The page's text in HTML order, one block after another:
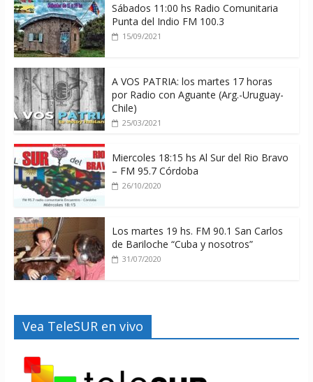
Sábados 11:00 hs Radio Comunitaria
Punta del Indio FM 100.3
15/09/2021
A VOS PATRIA: los martes 17 horas
por Radio con Aguante (Arg.-Uruguay-
Chile)
25/03/2021
Miercoles 18:15 hs Al Sur del Rio Bravo
– FM 95.7 Córdoba
26/10/2020
Los martes 19 hs. FM 90.1 San Carlos
de Bariloche “Cuba y nosotros”
31/07/2020
Vea TeleSUR en vivo